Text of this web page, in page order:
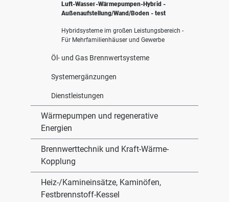
Luft-Wasser-Wärmepumpen-Hybrid -
Außenaufstellung/Wand/Boden - test
Hybridsysteme im großen Leistungsbereich -
Für Mehrfamilienhäuser und Gewerbe
Öl- und Gas Brennwertsysteme
Systemergänzungen
Dienstleistungen
Wärmepumpen und regenerative
Energien
Brennwerttechnik und Kraft-Wärme-
Kopplung
Heiz-/Kamineinsätze, Kaminöfen,
Festbrennstoff-Kessel